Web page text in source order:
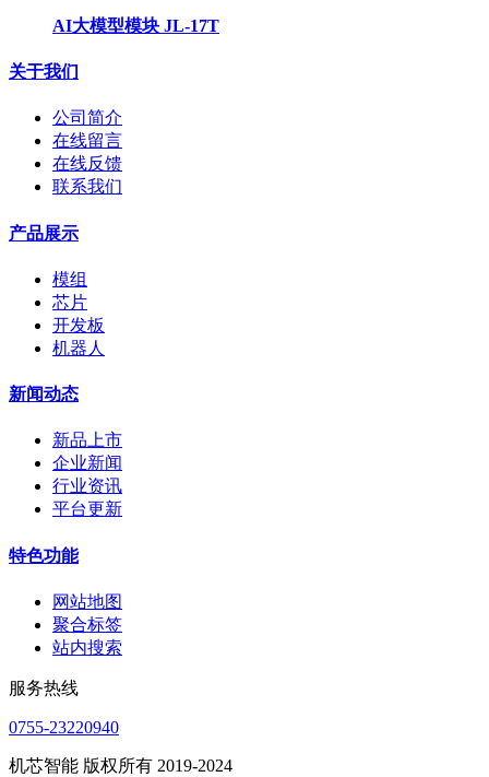
AI大模型模块 JL-17T
关于我们
公司简介
在线留言
在线反馈
联系我们
产品展示
模组
芯片
开发板
机器人
新闻动态
新品上市
企业新闻
行业资讯
平台更新
特色功能
网站地图
聚合标签
站内搜索
服务热线
0755-23220940
机芯智能 版权所有 2019-2024